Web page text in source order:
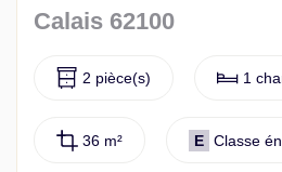
Calais 62100
2 pièce(s) 1
36 m² E Classe